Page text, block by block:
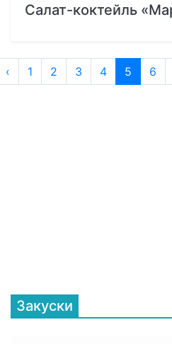
Салат-коктейль
‹ 1 2 3 4 5 6
Закуски